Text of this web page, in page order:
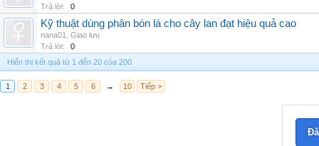
Trả lời:
0
Kỹ thuật dùng phân bón lá cho cây lan đạt hiệu quả cao
nana01
Giao lưu
Trả lời:
0
Hiển thị kết quả từ 1 đến 20 của 200
1 2 3 4 5 6 → 10 Tiếp >